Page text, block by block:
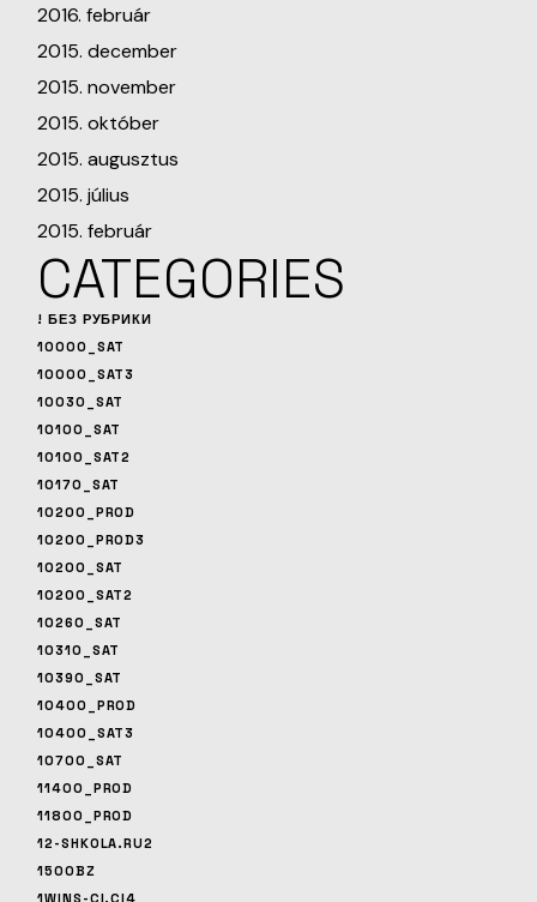
2016. február
2015. december
2015. november
2015. október
2015. augusztus
2015. július
2015. február
CATEGORIES
! БЕЗ РУБРИКИ
10000_SAT
10000_SAT3
10030_SAT
10100_SAT
10100_SAT2
10170_SAT
10200_PROD
10200_PROD3
10200_SAT
10200_SAT2
10260_SAT
10310_SAT
10390_SAT
10400_PROD
10400_SAT3
10700_SAT
11400_PROD
11800_PROD
12-SHKOLA.RU2
1500BZ
1WINS-CI.CI4